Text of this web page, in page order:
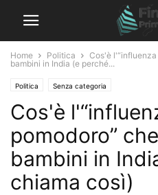
Home Politica
Cos'è
bambini in India (e perché...
Politica Senza categoria
Cos'è
pomodoro”
bambini in
chiama così)